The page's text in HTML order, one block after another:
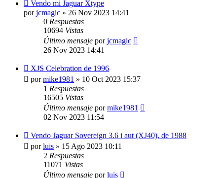
Vendo mi Jaguar Xtype
porjcmagic » 26 Nov 2023 14:41
0 Respuestas
10694 Vistas
Último mensaje porjcmagic
26 Nov 2023 14:41
XJS Celebration de 1996
pormike1981 » 10 Oct 2023 15:37
1 Respuestas
16505 Vistas
Último mensaje pormike1981
02 Nov 2023 11:54
Vendo Jaguar Sovereign 3.6 i aut (XJ40), de 1988
porluis » 15 Ago 2023 10:11
2 Respuestas
11071 Vistas
Último mensaje porluis